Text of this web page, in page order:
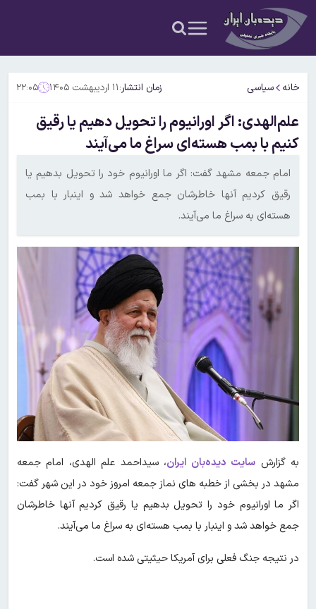
خانه سیاسی زمان انتشار:۱۱ اردیبهشت ۱۴۰۵ ۲۲:۰۵
علم‌الهدی: اگر اورانیوم را تحویل دهیم یا رقیق
کنیم با بمب هسته‌ای سراغ ما می‌آیند
امام جمعه مشهد گفت: اگر ما اورانیوم خود را تحویل بدهیم یا
رقیق کردیم آنها خاطرشان جمع خواهد شد و اینبار با بمب
هسته‌ای به سراغ ما می‌آیند.
به گزارش سایت دیده‌بان ایران، سیداحمد علم الهدی، امام جمعه
مشهد در بخشی از خطبه های نماز جمعه امروز خود در این شهر گفت:
اگر ما اورانیوم خود را تحویل بدهیم یا رقیق کردیم آنها خاطرشان
جمع خواهد شد و اینبار با بمب هسته‌ای به سراغ ما می‌آیند.
در نتیجه جنگ فعلی برای آمریکا حیثیتی شده است.